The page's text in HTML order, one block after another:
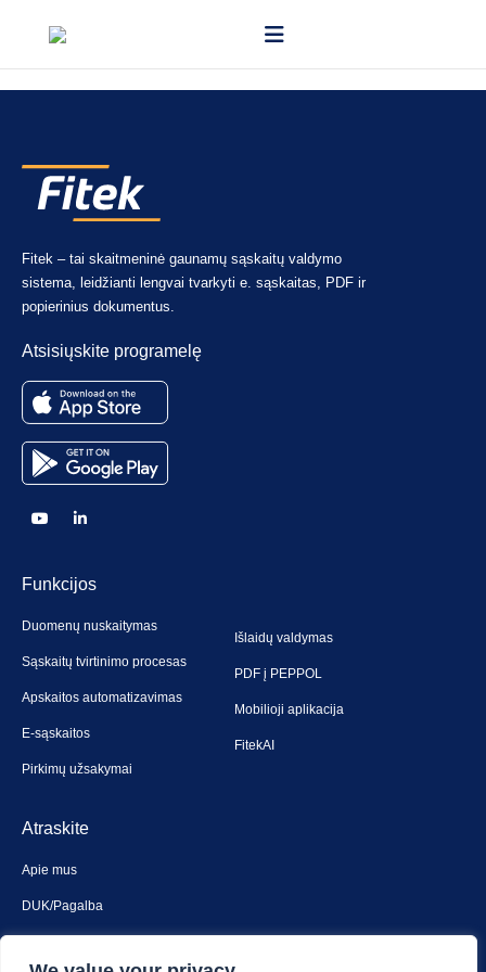
Taip. Patvirtinti duomenys gali būti siunčiami automatiškai arba
Fitek – tai skaitmeninė gaunamų sąskaitų valdymo
sistema, leidžianti lengvai tvarkyti e. sąskaitas, PDF ir
popierinius dokumentus.
Atsisiųskite programelę
Funkcijos
Duomenų nuskaitymas
Sąskaitų tvirtinimo procesas
Apskaitos automatizavimas
E-sąskaitos
Pirkimų užsakymai
Išlaidų valdymas
PDF į PEPPOL
Mobilioji aplikacija
FitekAI
Atraskite
Apie mus
DUK/Pagalba